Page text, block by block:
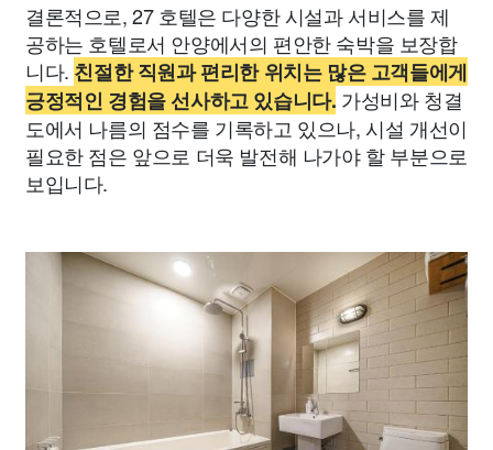
결론적으로, 27 호텔은 다양한 시설과 서비스를 제
공하는 호텔로서 안양에서의 편안한 숙박을 보장합
니다. 친절한 직원과 편리한 위치는 많은 고객들에게
긍정적인 경험을 선사하고 있습니다. 가성비와 청결
도에서 나름의 점수를 기록하고 있으나, 시설 개선이
필요한 점은 앞으로 더욱 발전해 나가야 할 부분으로
보입니다.